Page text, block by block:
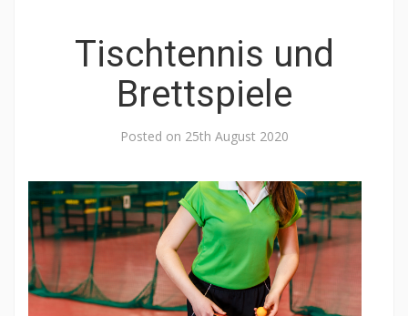
Tischtennis und
Brettspiele
Posted on 25th August 2020